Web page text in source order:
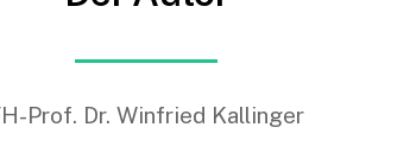
Prof. Dr. Winfried Kallinger